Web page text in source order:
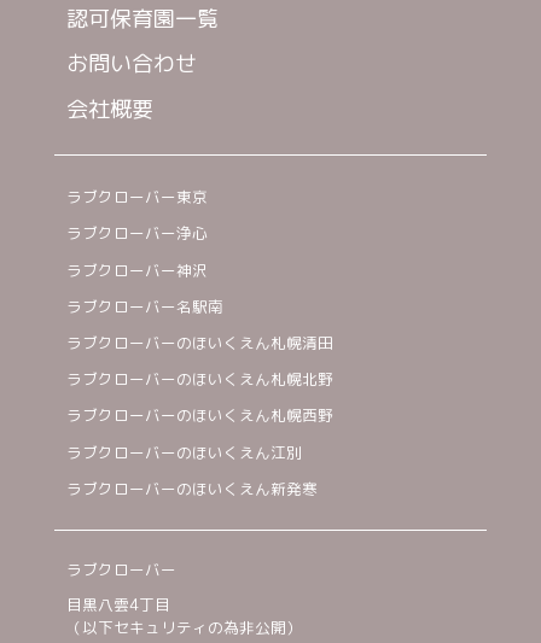
認可保育園一覧
お問い合わせ
会社概要
ラブクローバー東京
ラブクローバー浄心
ラブクローバー神沢
ラブクローバー名駅南
ラブクローバーのほいくえん札幌清田
ラブクローバーのほいくえん札幌北野
ラブクローバーのほいくえん札幌西野
ラブクローバーのほいくえん江別
ラブクローバーのほいくえん新発寒
ラブクローバー
目黒八雲4丁目
（以下セキュリティの為非公開）